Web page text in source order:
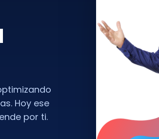
Hoy ese
por ti.